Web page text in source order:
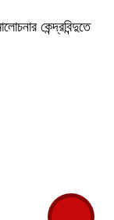
কেন্দ্রবিন্দুতে